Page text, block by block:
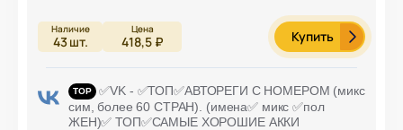
43шт. 418,5 ₽ Купить
✅VK - ✅ТОП✅АВТОРЕГИ С НОМЕРОМ (микс
сим, более 60 СТРАН). (имена✅ микс ✅пол
ЖЕН)✅ ТОП✅САМЫЕ ХОРОШИЕ АККИ